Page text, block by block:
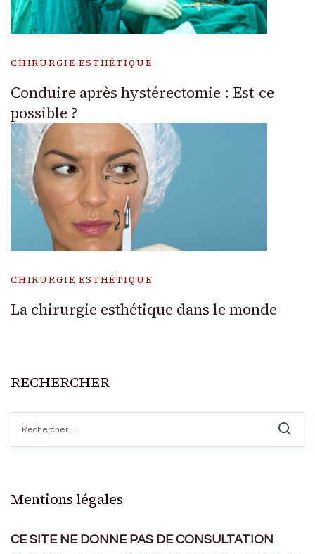
CHIRURGIE ESTHÉTIQUE
Conduire après hystérectomie : Est-ce
possible ?
CHIRURGIE ESTHÉTIQUE
La chirurgie esthétique dans le monde
RECHERCHER
Mentions légales
CE SITE NE DONNE PAS DE CONSULTATION